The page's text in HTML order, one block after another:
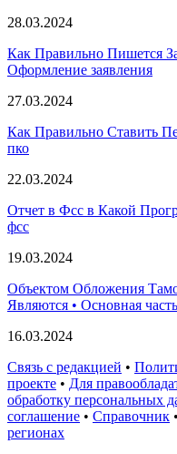
28.03.2024
Как Правильно Пишется
Оформление заявления
27.03.2024
Как Правильно Ставить
пко
22.03.2024
Отчет в Фсс в Какой
фсс
19.03.2024
Объектом Обложения
Являются • Основная часть
16.03.2024
Связь с редакцией •
проекте • Для
обработку персональных
соглашение • Справочник •
регионах